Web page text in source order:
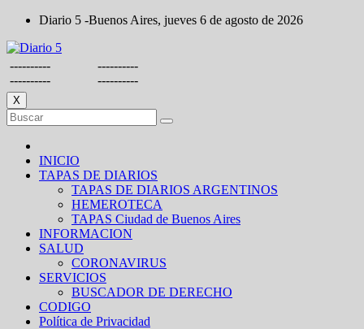
Saltar
contenido
Diario 5 -Buenos Aires, jueves 6 de agosto de 2026
----------
----------
----------
----------
X
INICIO
TAPAS DE DIARIOS
TAPAS DE DIARIOS ARGENTINOS
HEMEROTECA
TAPAS Ciudad de Buenos Aires
INFORMACION
SALUD
CORONAVIRUS
SERVICIOS
BUSCADOR DE DERECHO
CODIGO
Política de Privacidad